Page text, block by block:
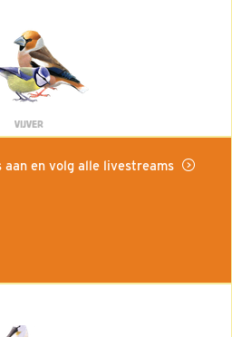
VIJVER
aan en volg alle livestreams